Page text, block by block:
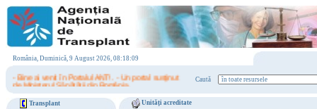
România, Duminică, 9 August 2026, 08:18:09
- Bine ai venit în Portalul ANT! . - Un portal susţinut
de Ministerul Sănătăţii din România.
Caută
Transplant
Unități acreditate